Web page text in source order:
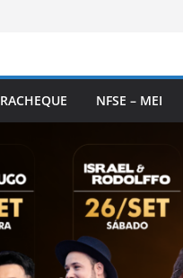
NFSE – MEI